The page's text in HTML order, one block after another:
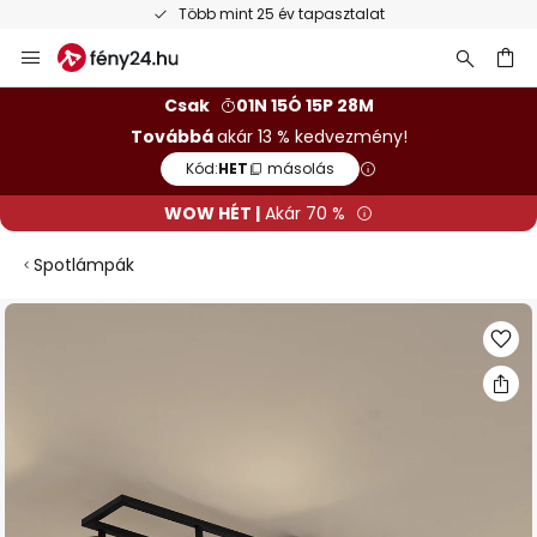
Több mint 25 év tapasztalat
Ugrás
a
Csak
01N 15Ó 15P 28M
Továbbáakár 13 % kedvezmény!
Kód:HET másolás
WOW HÉT | Akár 70 %
Spotlámpák
Ugrás